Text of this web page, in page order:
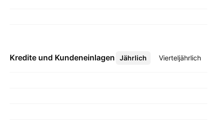
Kredite und Kundeneinlagen Jährlich Vierteljährlich
Mehr